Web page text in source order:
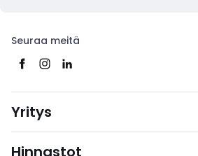
Seuraa meitä
Yritys
Hinnastot